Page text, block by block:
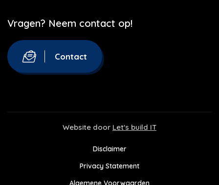
Vragen? Neem contact op!
Contact
Website door Let's build IT
Disclaimer
Privacy Statement
Algemene Voorwaarden